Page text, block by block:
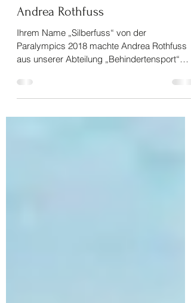
Andrea Rothfuss
Ihrem Name „Silberfuss“ von der
aus unserer Abteilung „Behindertensport“
auch bei der WM 2019 in...